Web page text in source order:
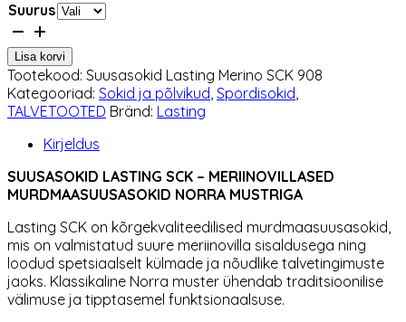
Suurus
Suusasokid
Lasting
Merino
SCK
908
kogus
Lisa korvi
Tootekood: Suusasokid Lasting Merino SCK 908
Kategooriad: Sokid ja põlvikud, Spordisokid,
TALVETOOTED Bränd: Lasting
Kirjeldus
SUUSASOKID LASTING SCK – MERIINOVILLASED
MURDMAASUUSASOKID NORRA MUSTRIGA
Lasting SCK on kõrgekvaliteedilised murdmaasuusasokid,
mis on valmistatud suure meriinovilla sisaldusega ning
loodud spetsiaalselt külmade ja nõudlike talvetingimuste
jaoks. Klassikaline Norra muster ühendab traditsioonilise
välimuse ja tipptasemel funktsionaalsuse.